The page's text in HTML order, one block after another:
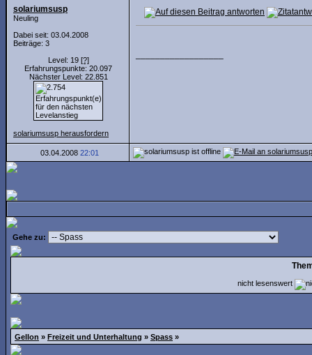
solariumsusp
Neuling
Dabei seit: 03.04.2008
Beiträge: 3
Level: 19 [?]
Erfahrungspunkte: 20.097
Nächster Level: 22.851
solariumsusp herausfordern
03.04.2008 22:01
Gehe zu:
nicht lesenswert
Gellon » Freizeit und Unterhaltung » Spass »